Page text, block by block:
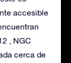
accesible
, NGC
cerca de